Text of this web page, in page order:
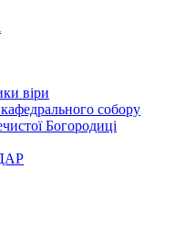
віри
собору
Богородиці